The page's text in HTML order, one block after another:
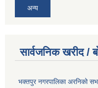
अन्य
सार्वजनिक खरीद /
भक्तपुर नगरपालिका अरनिको